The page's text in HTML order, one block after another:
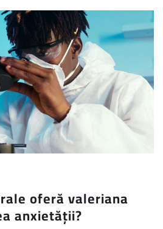
oferă valeriana
anxietății?